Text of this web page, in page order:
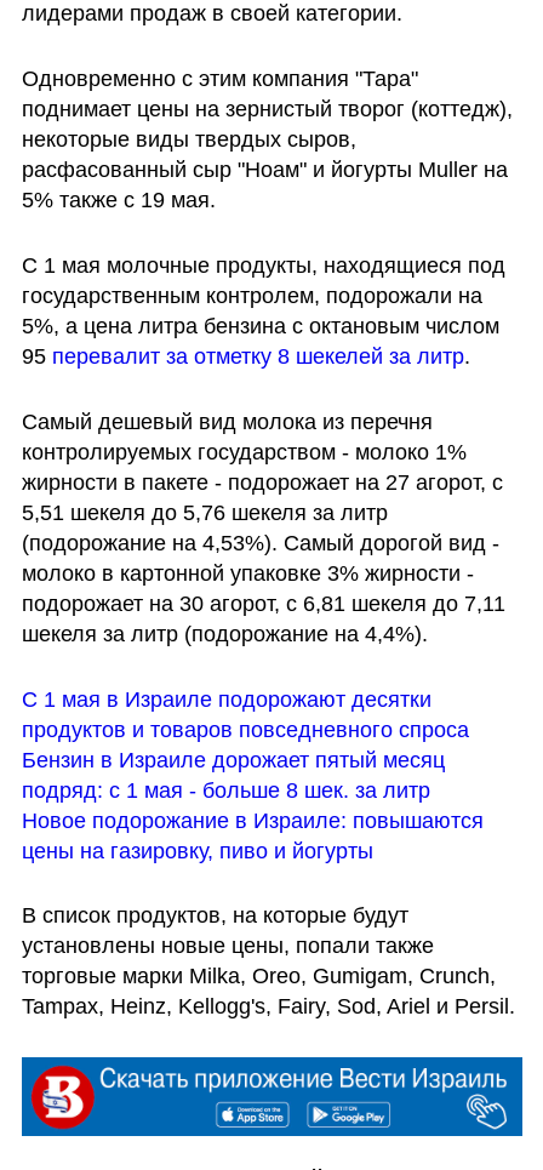
лидерами продаж в своей категории.
Одновременно с этим компания "Тара"
поднимает цены на зернистый творог (коттедж),
некоторые виды твердых сыров,
расфасованный сыр "Ноам" и йогурты Muller на
5% также с 19 мая.
С 1 мая молочные продукты, находящиеся под
государственным контролем, подорожали на
5%, а цена литра бензина с октановым числом
95 перевалит за отметку 8 шекелей за литр.
Самый дешевый вид молока из перечня
контролируемых государством - молоко 1%
жирности в пакете - подорожает на 27 агорот, с
5,51 шекеля до 5,76 шекеля за литр
(подорожание на 4,53%). Самый дорогой вид -
молоко в картонной упаковке 3% жирности -
подорожает на 30 агорот, с 6,81 шекеля до 7,11
шекеля за литр (подорожание на 4,4%).
С 1 мая в Израиле подорожают десятки
продуктов и товаров повседневного спроса
Бензин в Израиле дорожает пятый месяц
подряд: с 1 мая - больше 8 шек. за литр
Новое подорожание в Израиле: повышаются
цены на газировку, пиво и йогурты
В список продуктов, на которые будут
установлены новые цены, попали также
торговые марки Milka, Oreo, Gumigam, Crunch,
Tampax, Heinz, Kellogg's, Fairy, Sod, Ariel и Persil.